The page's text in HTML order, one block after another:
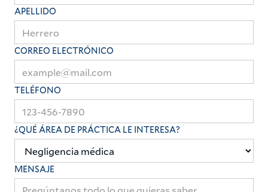
APELLIDO
CORREO ELECTRÓNICO
TELÉFONO
¿QUÉ ÁREA DE PRÁCTICA LE INTERESA?
MENSAJE